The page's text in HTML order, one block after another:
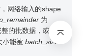
网络输入的shape
为
的批数据，或通过
小能被 batch_size